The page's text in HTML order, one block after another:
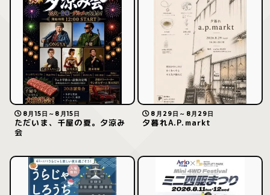
8月15日～8月15日
ただいま、千屋の夏。夕涼み
会
8月29日～8月29日
夕暮れA.P.markt